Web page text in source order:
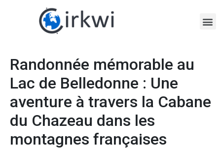
Randonnée mémorable au
Lac de Belledonne : Une
aventure à travers la Cabane
du Chazeau dans les
montagnes françaises